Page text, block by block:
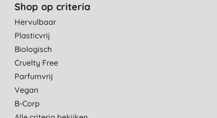
Shop op criteria
Hervulbaar
Plasticvrij
Biologisch
Cruelty Free
Parfumvrij
Vegan
B-Corp